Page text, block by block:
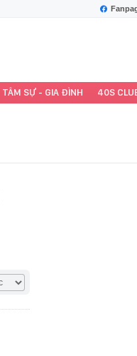
TÂM SỰ - GIA ĐÌNH 40S